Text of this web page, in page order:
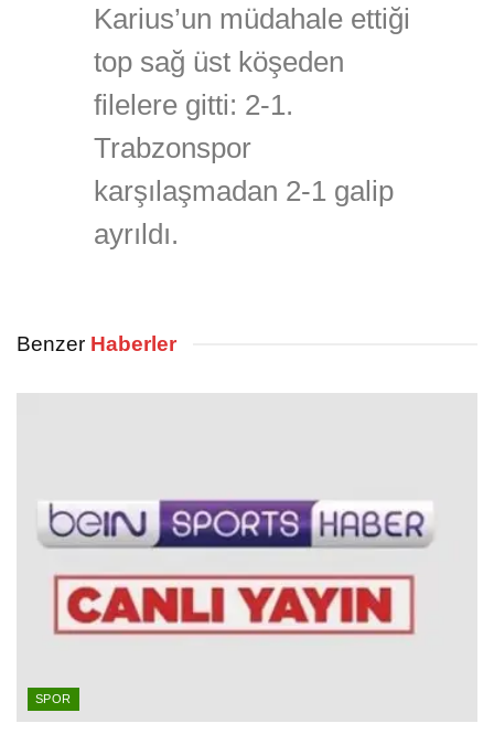
Karius’un müdahale ettiği
top sağ üst köşeden
filelere gitti: 2-1.
Trabzonspor
karşılaşmadan 2-1 galip
ayrıldı.
Benzer Haberler
SPOR